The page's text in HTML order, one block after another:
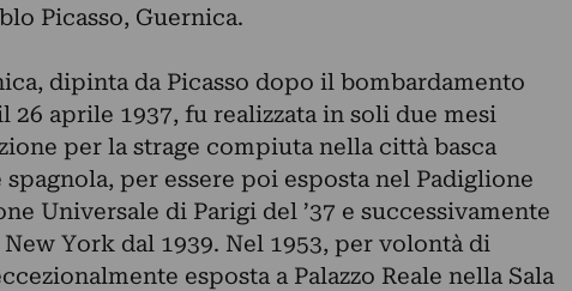
Picasso, Guernica.
dipinta da Picasso dopo il bombardamento
26 aprile 1937, fu realizzata in soli due mesi
per la strage compiuta nella città basca
per essere poi esposta nel Padiglione
Universale di Parigi del ’37 e successivamente
York dal 1939. Nel 1953, per volontà di
esposta a Palazzo Reale nella Sala